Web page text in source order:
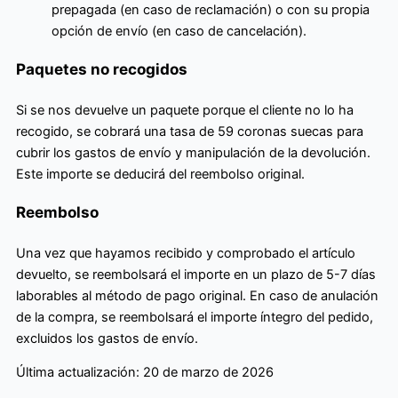
prepagada (en caso de reclamación) o con su propia
opción de envío (en caso de cancelación).
Paquetes no recogidos
Si se nos devuelve un paquete porque el cliente no lo ha
recogido, se cobrará una tasa de 59 coronas suecas para
cubrir los gastos de envío y manipulación de la devolución.
Este importe se deducirá del reembolso original.
Reembolso
Una vez que hayamos recibido y comprobado el artículo
devuelto, se reembolsará el importe en un plazo de 5-7 días
laborables al método de pago original. En caso de anulación
de la compra, se reembolsará el importe íntegro del pedido,
excluidos los gastos de envío.
Última actualización: 20 de marzo de 2026